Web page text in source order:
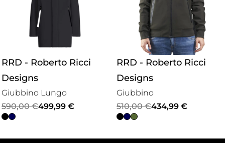
RRD - Roberto Ricci
Designs
Giubbino Lungo
590,00€
Il
prezzo
499,99 €
Il
prezzo
RRD - Roberto Ricci
Designs
Giubbino
510,00€
Il
prezzo
434,99 €
Il
prezzo